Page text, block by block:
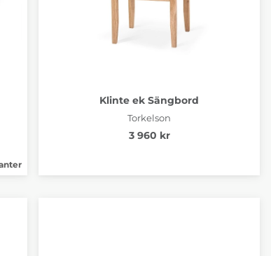
Klinte ek Sängbord
Torkelson
3 960 kr